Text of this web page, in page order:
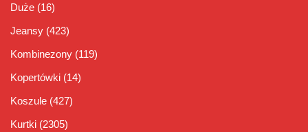
Duże (16)
Jeansy (423)
Kombinezony (119)
Kopertówki (14)
Koszule (427)
Kurtki (2305)